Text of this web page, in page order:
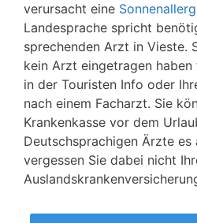
verursacht eine
Landesprache spricht
sprechenden Arzt in Vieste.
kein Arzt eingetragen
in der Touristen Info oder
nach einem Facharzt. Sie
Krankenkasse vor dem
Deutschsprachigen Ärzte
vergessen Sie dabei nicht